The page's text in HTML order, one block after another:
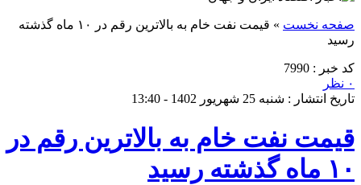
صفحه نخست »
قیمت نفت خام به بالاترین رقم در ۱۰ ماه گذشته
رسید
کد خبر : 7990
۰ نظر
تاریخ انتشار : شنبه 25 شهریور 1402 - 13:40
قیمت نفت خام به بالاترین رقم در
۱۰ ماه گذشته رسید